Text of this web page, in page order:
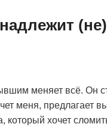
меняет всё. Он
меня, предлагает
хочет